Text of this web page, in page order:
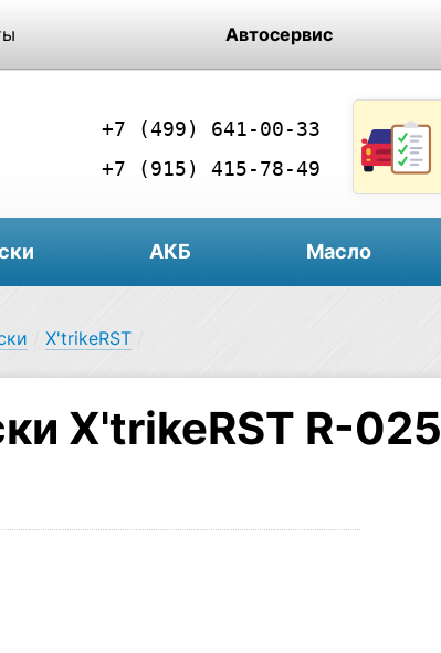
Автосервис
+7 (499) 641-00-33
+7 (915) 415-78-49
АКБ Масло
X'trikeRST/
X'trikeRST R-025